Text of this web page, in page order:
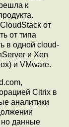
к
от
от типа
в одной cloud-
и Xen
и VMware.
Citrix в
аналитики
но данные